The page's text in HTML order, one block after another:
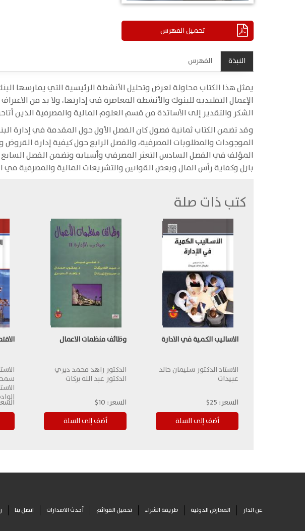
تحميل الفهرس
النبذة الفهرس
يمثل هذا الكتاب محاولة لعرض وتحليل الأنشطة الرئيسية التي يمارسها
الإعمال التقليدية للبنوك والأنشطة المعاصرة في إدارتها، ولا بد من
الشكر والتقدير إلى الأساتذة من قسم العلوم المالية والمصرفية الذين
وقد تضمن الكتاب ثمانية فصول كان الفصل الأول حول المقدمة في إدارة
الموجودات والمطلوبات المصرفية، والفصل الرابع حول كيفية إدارة
المؤلف في الفصل السادس التعثر المصرفي وأسبابه وتضمن الفصل
بازل وكفاية رأس المال وبعض القوانين والتشريعات المالية والمصرفية في
كتب ذات صلة
الاساليب الكمية في الادارة
الاستاذ الدكتور سليمان خالد
عبيدات
السعر: 25$
وظائف منظمات الاعمال
الدكتور زاهد محمد ديري
الدكتور عبد الله بركات
السعر: 10$
عن الدار المعارض الدولية طريقة الشراء تحميل القوائم أحدث الاصدارات اتصل بنا